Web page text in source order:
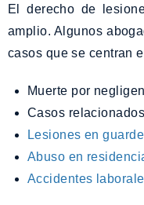
El derecho de
amplio. Algunos
casos que se centran
Muerte por
Casos
Lesiones en
Abuso en
Accidentes